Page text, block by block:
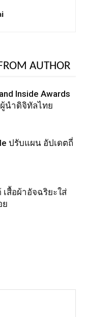
AUTHOR
Inside Awards
นำดิจิทัลไทย
ปรับแผน อัปเดตถี่
สื้อผ้าอัจฉริยะใส่
ย